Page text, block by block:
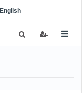
English